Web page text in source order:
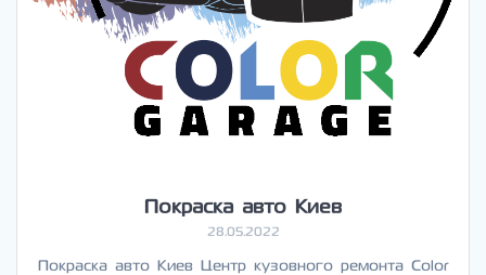
Покраска авто Киев
28.05.2022
Покраска авто Киев Центр кузовного ремонта Color